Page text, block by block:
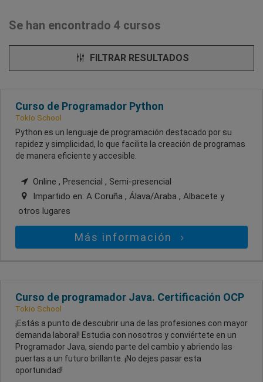
Se han encontrado 4 cursos
FILTRAR RESULTADOS
Curso de Programador Python
Tokio School
Python es un lenguaje de programación destacado por su
rapidez y simplicidad, lo que facilita la creación de programas
de manera eficiente y accesible.
Online , Presencial , Semi-presencial
Impartido en: A Coruña , Álava/Araba , Albacete y
otros lugares
Más información
Curso de programador Java. Certificación OCP
Tokio School
¡Estás a punto de descubrir una de las profesiones con mayor
demanda laboral! Estudia con nosotros y conviértete en un
Programador Java, siendo parte del cambio y abriendo las
puertas a un futuro brillante. ¡No dejes pasar esta
oportunidad!